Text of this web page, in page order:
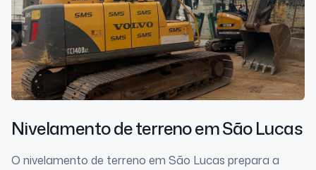
Nivelamento de terrenoem São Lucas
O nivelamento de terreno em São Lucas prepara a